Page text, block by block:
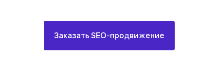
Заказать SEO-продвижение